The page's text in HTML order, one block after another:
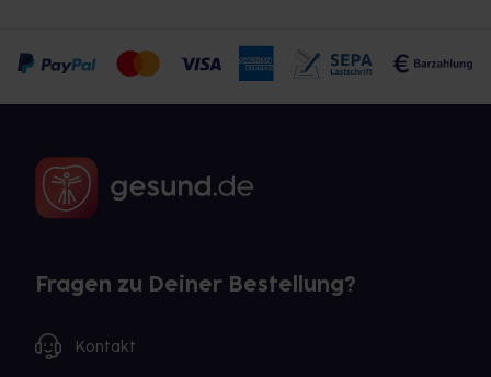
Fragen zu Deiner Bestellung?
Kontakt